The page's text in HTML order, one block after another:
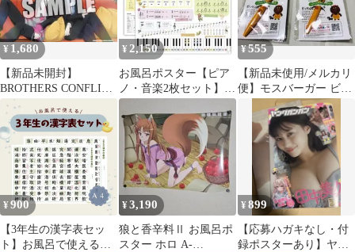
¥ 1,680
【新品未開封】
BROTHERS CONFLICT
お風呂ポスター 椿 梓
B2
¥ 2,150
お風呂ポスター【ピア
ノ・音楽2枚セット】
A2 日本製 ノートライ
フ レッスン表
¥ 555
【新品未使用/メルカリ
便】モスバーガー ビッ
グパティ動物キャラ2本
セット
¥900
【3年生の漢字表セッ
ト】お風呂で使える♨︎
¥3,190
狼と香辛料Ⅱ お風呂ポ
スター ホロ A-
¥899
【応募ハガキなし・付
録ポスターあり】ヤン